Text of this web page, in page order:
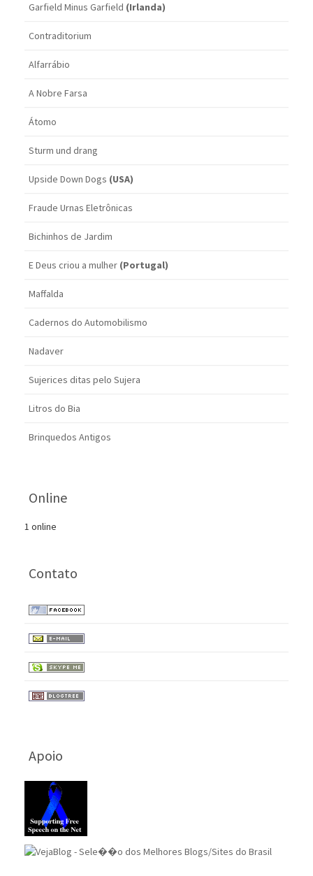
Garfield Minus Garfield (Irlanda)
Contraditorium
Alfarrábio
A Nobre Farsa
Átomo
Sturm und drang
Upside Down Dogs (USA)
Fraude Urnas Eletrônicas
Bichinhos de Jardim
E Deus criou a mulher (Portugal)
Maffalda
Cadernos do Automobilismo
Nadaver
Sujerices ditas pelo Sujera
Litros do Bia
Brinquedos Antigos
Online
1 online
Contato
Apoio